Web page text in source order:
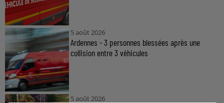
5 août 2026
Ardennes - 3 personnes blessées après une
collision entre 3 véhicules
5 août 2026